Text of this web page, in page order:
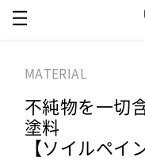
MATERIAL
不純物を一切
塗料
【ソイルペイ